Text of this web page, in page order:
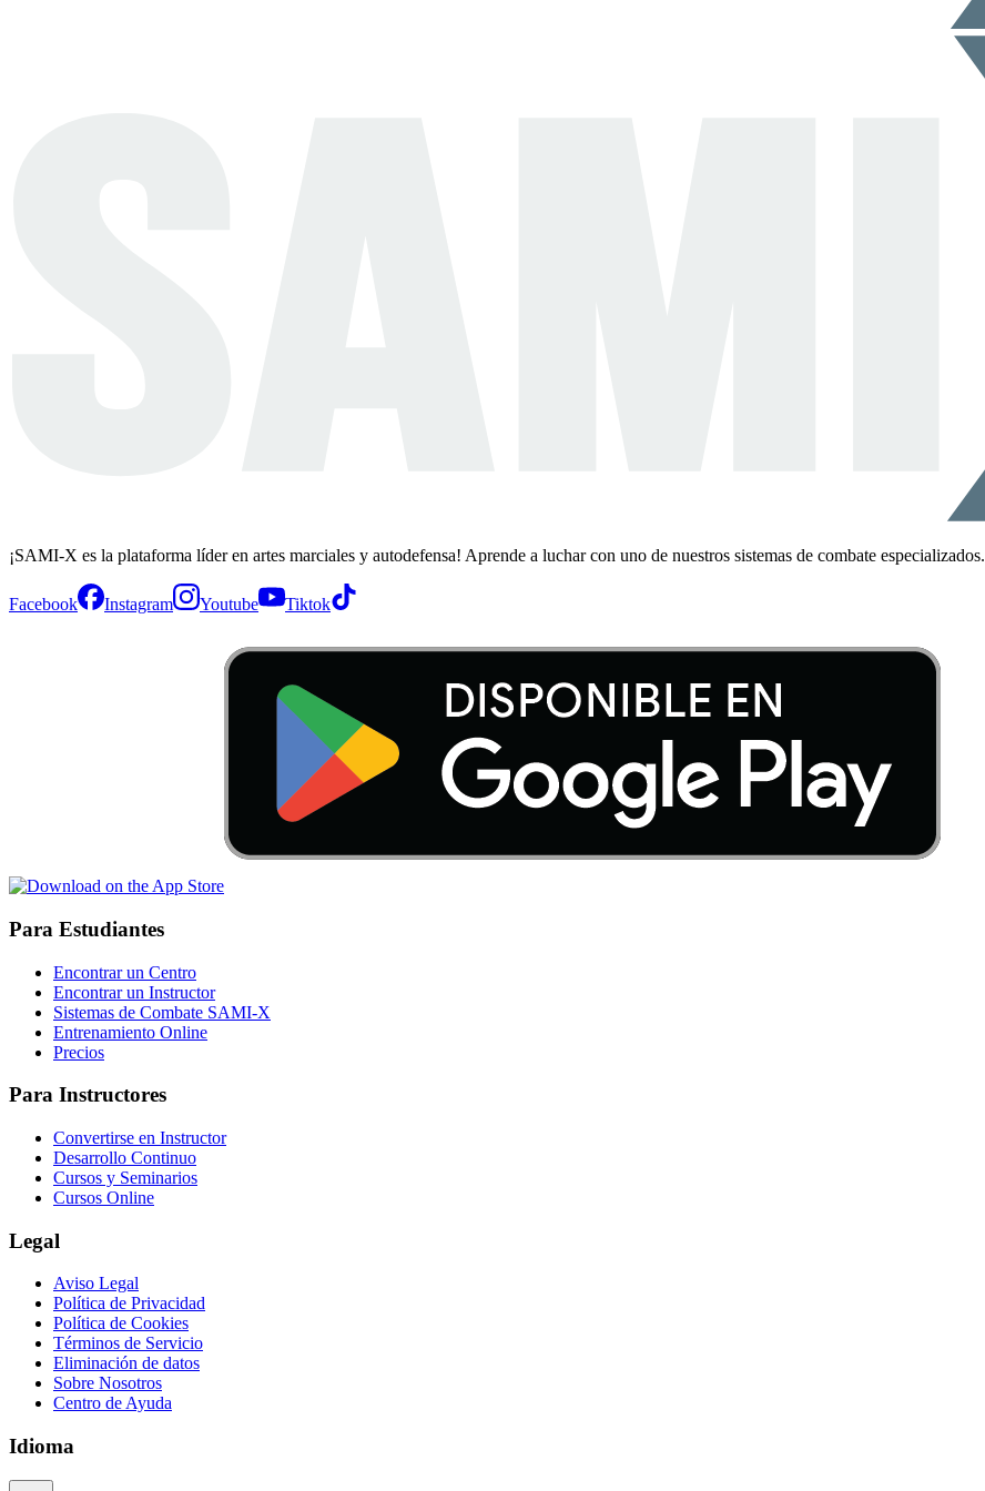
¡SAMI-X es la plataforma líder en artes marciales y autodefensa! Aprende a luchar con uno de nuestros sistemas de combate especializados.
Facebook Instagram Youtube Tiktok
Para Estudiantes
Encontrar un Centro
Encontrar un Instructor
Sistemas de Combate SAMI-X
Entrenamiento Online
Precios
Para Instructores
Convertirse en Instructor
Desarrollo Continuo
Cursos y Seminarios
Cursos Online
Legal
Aviso Legal
Política de Privacidad
Política de Cookies
Términos de Servicio
Eliminación de datos
Sobre Nosotros
Centro de Ayuda
Idioma